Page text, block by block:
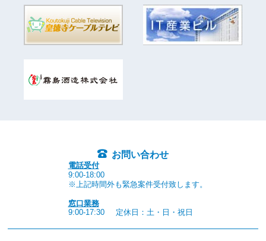
お問い合わせ
電話受付
9:00-18:00
※上記時間外も緊急案件受付致します。
窓口業務
9:00-17:30
定休日：土・日・祝日